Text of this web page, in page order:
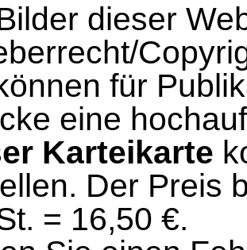
dieser
für
eine
Karteikarte
Der Preis
= 16,50 €.